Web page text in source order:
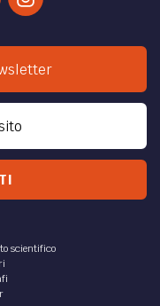
semiserio su